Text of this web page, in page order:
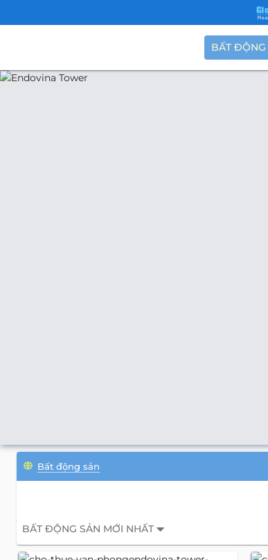
BẤT ĐỘNG
Bất động sản
BẤT ĐỘNG SẢN MỚI NHẤT